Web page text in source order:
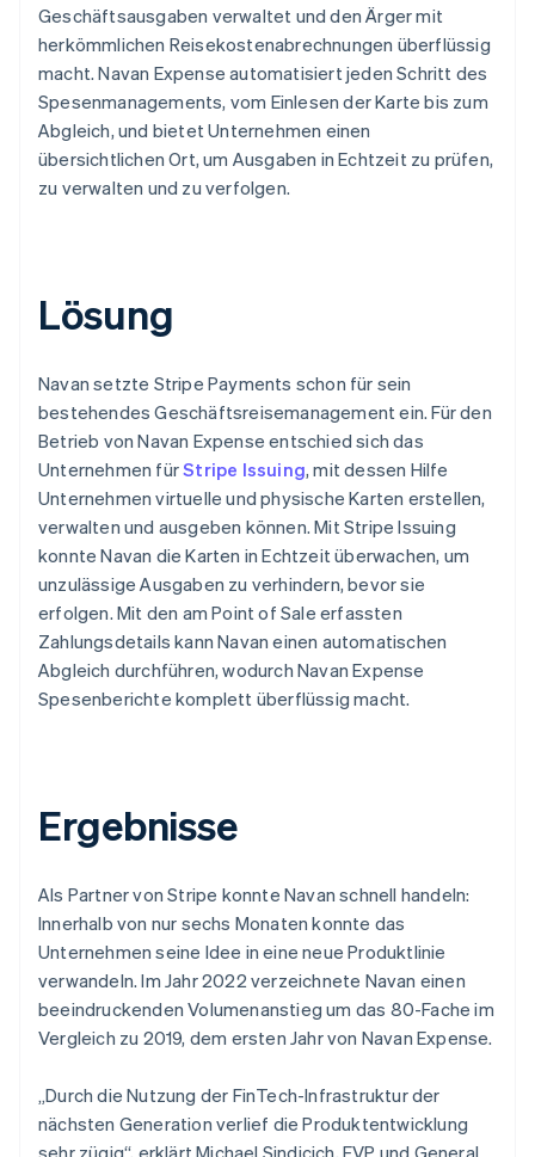
Geschäftsausgaben verwaltet und den Ärger mit
herkömmlichen Reisekostenabrechnungen überflüssig
macht. Navan Expense automatisiert jeden Schritt des
Spesenmanagements, vom Einlesen der Karte bis zum
Abgleich, und bietet Unternehmen einen
übersichtlichen Ort, um Ausgaben in Echtzeit zu prüfen,
zu verwalten und zu verfolgen.
Lösung
Navan setzte Stripe Payments schon für sein
bestehendes Geschäftsreisemanagement ein. Für den
Betrieb von Navan Expense entschied sich das
Unternehmen fürStripe Issuing, mit dessen Hilfe
Unternehmen virtuelle und physische Karten erstellen,
verwalten und ausgeben können. Mit Stripe Issuing
konnte Navan die Karten in Echtzeit überwachen, um
unzulässige Ausgaben zu verhindern, bevor sie
erfolgen. Mit den am Point of Sale erfassten
Zahlungsdetails kann Navan einen automatischen
Abgleich durchführen, wodurch Navan Expense
Spesenberichte komplett überflüssig macht.
Ergebnisse
Als Partner von Stripe konnte Navan schnell handeln:
Innerhalb von nur sechs Monaten konnte das
Unternehmen seine Idee in eine neue Produktlinie
verwandeln. Im Jahr 2022 verzeichnete Navan einen
beeindruckenden Volumenanstieg um das 80-Fache im
Vergleich zu 2019, dem ersten Jahr von Navan Expense.
„Durch die Nutzung der FinTech-Infrastruktur der
nächsten Generation verlief die Produktentwicklung
sehr zügig“, erklärt Michael Sindicich, EVP und General